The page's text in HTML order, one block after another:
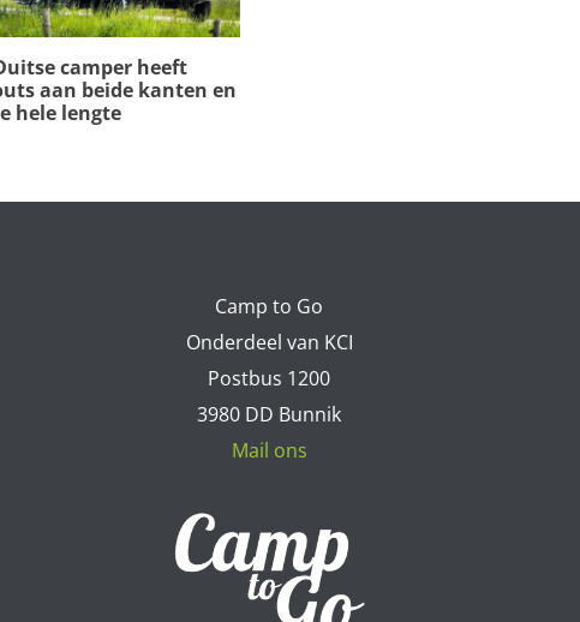
camper heeft
aan beide kanten en
hele lengte
Camp to Go
Onderdeel van KCI
Postbus 1200
3980 DD Bunnik
Mail ons